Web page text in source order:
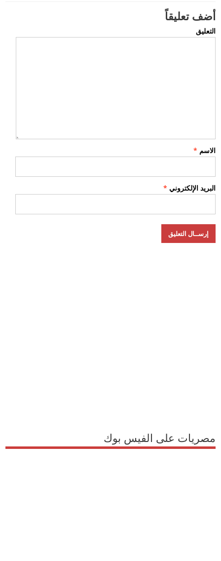
أضف تعليقاً
التعليق
الاسم *
البريد الإلكتروني *
مصريات على الفيس بوك